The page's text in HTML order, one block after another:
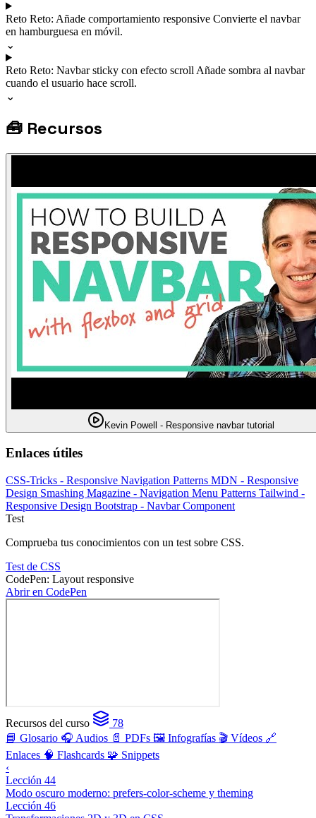
Reto Reto: Añade comportamiento responsive Convierte el navbar
en hamburguesa en móvil.
⌄
Reto Reto: Navbar sticky con efecto scroll Añade sombra al navbar
cuando el usuario hace scroll.
⌄
🧰 Recursos
Kevin Powell - Responsive navbar tutorial
Enlaces útiles
CSS-Tricks - Responsive Navigation Patterns MDN - Responsive
Design Smashing Magazine - Navigation Menu Patterns Tailwind -
Responsive Design Bootstrap - Navbar Component
Test
Comprueba tus conocimientos con un test sobre CSS.
Test de CSS
CodePen: Layout responsive
Abrir en CodePen
Recursos del curso
78
📘 Glosario 🎧 Audios 📄 PDFs 🖼️ Infografías 🎬 Vídeos 🔗
Enlaces 🧠 Flashcards 🧩 Snippets
‹
Lección 44
Modo oscuro moderno: prefers-color-scheme y theming
Lección 46